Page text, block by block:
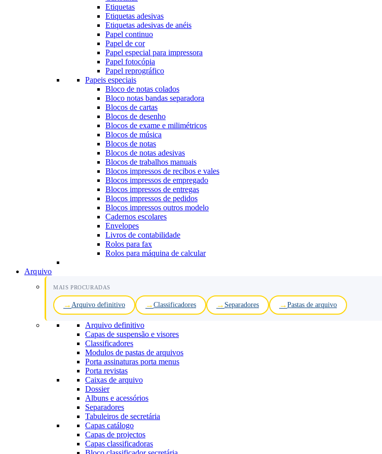
Etiquetas
Etiquetas adesivas
Etiquetas adesivas de anéis
Papel continuo
Papel de cor
Papel especial para impressora
Papel fotocópia
Papel reprográfico
Papeis especiais
Bloco de notas colados
Bloco notas bandas separadora
Blocos de cartas
Blocos de desenho
Blocos de exame e milimétricos
Blocos de música
Blocos de notas
Blocos de notas adesivas
Blocos de trabalhos manuais
Blocos impressos de recibos e vales
Blocos impressos de empregado
Blocos impressos de entregas
Blocos impressos de pedidos
Blocos impressos outros modelo
Cadernos escolares
Envelopes
Livros de contabilidade
Rolos para fax
Rolos para máquina de calcular
Arquivo
MAIS PROCURADAS
Arquivo definitivo Classificadores Separadores Pastas de arquivo
Arquivo definitivo
Capas de suspensão e visores
Classificadores
Modulos de pastas de arquivos
Porta assinaturas porta menus
Porta revistas
Caixas de arquivo
Dossier
Albuns e acessórios
Separadores
Tabuleiros de secretária
Capas catálogo
Capas de projectos
Capas classificadoras